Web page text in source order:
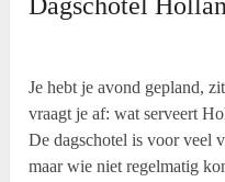
Je hebt je avond gepland,
vraagt je af: wat serveert
De dagschotel is voor veel
maar wie niet regelmatig